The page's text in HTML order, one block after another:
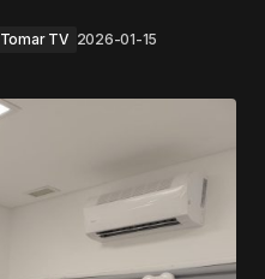
Tomar TV 2026-01-15